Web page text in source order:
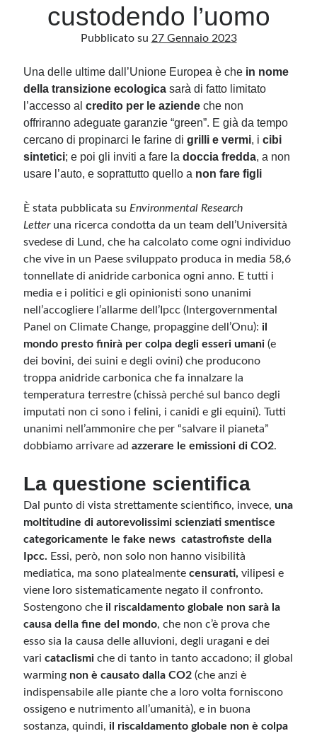
Archivi
Categorie
Questo blog non rappresenta una testata giornalistica, in quanto viene aggiornato
senza alcuna periodicità. Non può pertanto considerarsi un prodotto editoriale ai
sensi della legge n· 62 del 7.03.2001. L’autore non è responsabile di quanto
pubblicato dai lettori nei commenti ai vari post. Saranno comunque cancellati quelli
ritenuti offensivi o lesivi dell’immagine o dell’onorabilità di terzi, di genere spam,
razzisti o che contengano dati personali non conformi al rispetto delle norme sulla
privacy. Alcune immagini inserite in questo blog sono tratte da Internet e, pertanto,
diritti d’autore, vi invito a comunicarlo via e-mail a info[at]dinovalle.it e saranno
tramite link né del loro contenuto, che può essere soggetto a variazioni nel tempo.
Accedi
Feed dei contenuti
Feed dei commenti
WordPress.org
custodendo l’uomo
Pubblicato su 27 Gennaio 2023
Una delle ultime dall’Unione Europea è che in nome
della transizione ecologicasarà di fatto limitato
l’accesso alcredito per le aziende che non
offriranno adeguate garanzie “green”. E già da tempo
cercano di propinarci le farine digrilli e vermi, icibi
sintetici; e poi gli inviti a fare ladoccia fredda, a non
usare l’auto, e soprattutto quello a non fare figli
È stata pubblicata su Environmental Research
Letter una ricerca condotta da un team dell’Università
svedese di Lund, che ha calcolato come ogni individuo
che vive in un Paese sviluppato produca in media 58,6
tonnellate di anidride carbonica ogni anno. E tutti i
media e i politici e gli opinionisti sono unanimi
nell’accogliere l’allarme dell’Ipcc (Intergovernmental
Panel on Climate Change, propaggine dell’Onu):il
mondo presto finirà per colpa degli esseri umani(e
dei bovini, dei suini e degli ovini) che producono
troppa anidride carbonica che fa innalzare la
temperatura terrestre (chissà perché sul banco degli
imputati non ci sono i felini, i canidi e gli equini). Tutti
unanimi nell’ammonire che per “salvare il pianeta”
dobbiamo arrivare adazzerare le emissioni di CO2.
La questione scientifica
Dal punto di vista strettamente scientifico, invece,una
moltitudine di autorevolissimi scienziati smentisce
categoricamente le fake news catastrofiste della
Ipcc. Essi, però, non solo non hanno visibilità
mediatica, ma sono platealmentecensurati, vilipesi e
viene loro sistematicamente negato il confronto.
Sostengono cheil riscaldamento globale non sarà la
causa della fine del mondo, che non c’è prova che
esso sia la causa delle alluvioni, degli uragani e dei
varicataclismi che di tanto in tanto accadono; il global
warming non è causato dalla CO2 (che anzi è
indispensabile alle piante che a loro volta forniscono
ossigeno e nutrimento all’umanità), e in buona
sostanza, quindi, il riscaldamento globale non è colpa